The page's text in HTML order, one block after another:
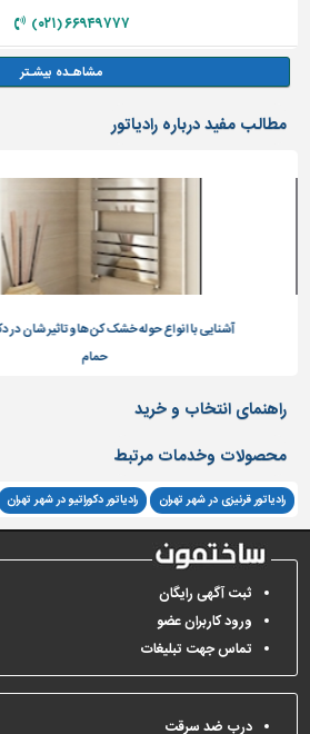
۶۶۹۴۹۷۷۷ (۰۲۱)
مطالب مفید درباره رادیاتور
کن ها و تاثیر شان در دکوراسیون
آشنایی با
راهنمای انتخاب و خرید
محصولات وخدمات مرتبط
رادیاتور قرنیزی در شهر تهران رادیاتور دکوراتیو در شهر تهران
ثبت آگهی رایگان
ورود کاربران عضو
تماس جهت تبلیغات
درب ضد سرقت